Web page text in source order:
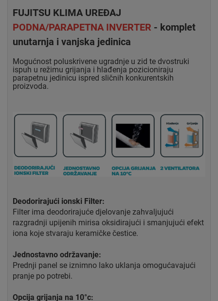
FUJITSU KLIMA UREĐAJ
PODNA/PARAPETNA INVERTER - komplet
unutarnja i vanjska jedinica
Mogućnost poluskrivene ugradnje u zid te dvostruki
ispuh u režimu grijanja i hlađenja pozicioniraju
parapetnu jedinicu ispred sličnih konkurentskih
proizvoda.
Deodorirajući ionski Filter:
Filter ima deodorirajuće djelovanje zahvaljujući
razgradnji upijenih mirisa oksidirajući i smanjujući efekt
iona koje stvaraju keramičke čestice.
Jednostavno održavanje:
Prednji panel se iznimno lako uklanja omogućavajući
pranje po potrebi.
Opcija grijanja na 10°c: